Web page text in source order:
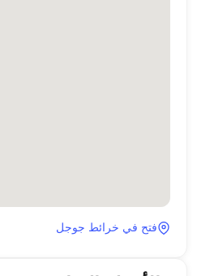
فتح في خرائط جوجل